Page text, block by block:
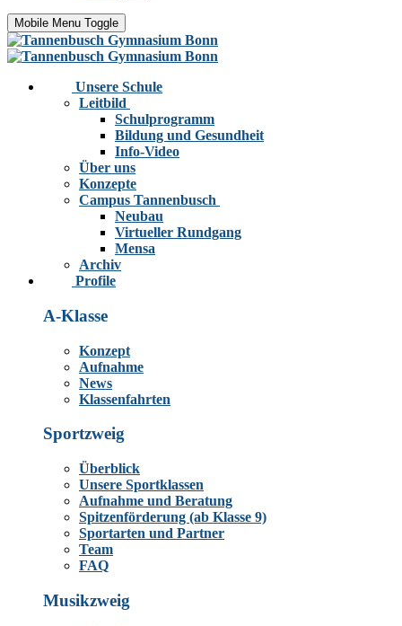
Mobile Menu Toggle
Unsere Schule
Leitbild
Schulprogramm
Bildung und Gesundheit
Info-Video
Über uns
Konzepte
Campus Tannenbusch
Neubau
Virtueller Rundgang
Mensa
Archiv
Profile
A-Klasse
Konzept
Aufnahme
News
Klassenfahrten
Sportzweig
Überblick
Unsere Sportklassen
Aufnahme und Beratung
Spitzenförderung (ab Klasse 9)
Sportarten und Partner
Team
FAQ
Musikzweig